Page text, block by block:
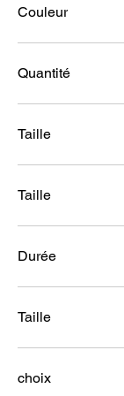
Couleur
Quantité
Taille
Taille
Durée
12 mois
2 mois
6 mois
9 mois
Taille
grand
Large
choix